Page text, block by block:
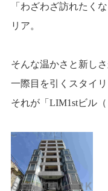
「わざわざ訪れたく
リア。
そんな温かさと新し
一際目を引くスタイ
それが「LIM1stビル